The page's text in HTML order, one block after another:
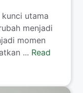
utama
menjadi
momen
... Read